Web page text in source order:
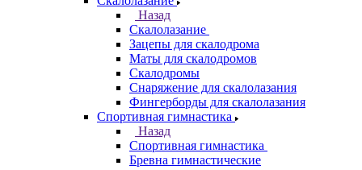
Назад
Скалолазание
Зацепы для скалодрома
Маты для скалодромов
Скалодромы
Снаряжение для скалолазания
Фингерборды для скалолазания
Спортивная гимнастика
Назад
Спортивная гимнастика
Бревна гимнастические